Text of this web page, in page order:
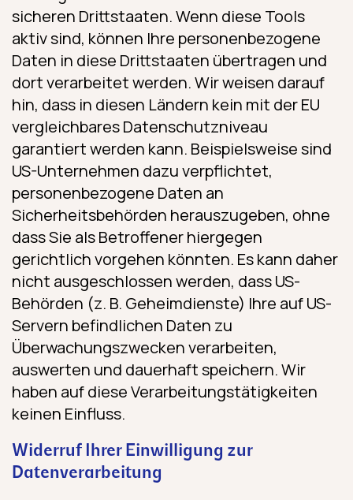
sicheren Drittstaaten. Wenn diese Tools
aktiv sind, können Ihre personenbezogene
Daten in diese Drittstaaten übertragen und
dort verarbeitet werden. Wir weisen darauf
hin, dass in diesen Ländern kein mit der EU
vergleichbares Datenschutzniveau
garantiert werden kann. Beispielsweise sind
US-Unternehmen dazu verpflichtet,
personenbezogene Daten an
Sicherheitsbehörden herauszugeben, ohne
dass Sie als Betroffener hiergegen
gerichtlich vorgehen könnten. Es kann daher
nicht ausgeschlossen werden, dass US-
Behörden (z. B. Geheimdienste) Ihre auf US-
Servern befindlichen Daten zu
Überwachungszwecken verarbeiten,
auswerten und dauerhaft speichern. Wir
haben auf diese Verarbeitungstätigkeiten
keinen Einfluss.
Widerruf Ihrer Einwilligung zur
Datenverarbeitung